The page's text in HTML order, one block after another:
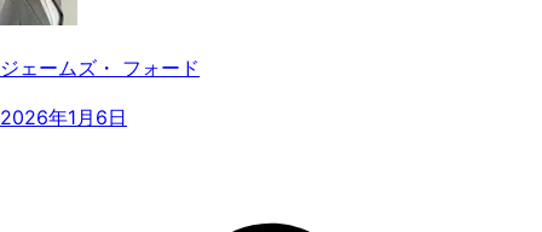
ジェームズ・ フォード
2026年1月6日